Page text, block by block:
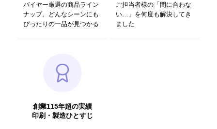
バイヤー厳選の商品ライン
ナップ。どんなシーンにも
ぴったりの一品が見つかる
ご担当者様の「間に合わな
い…」を何度も解決してき
ました
創業115年超の実績
印刷・製造ひとすじ